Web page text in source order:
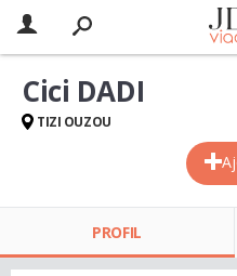
Cici DADI
TIZI OUZOU
PROFIL